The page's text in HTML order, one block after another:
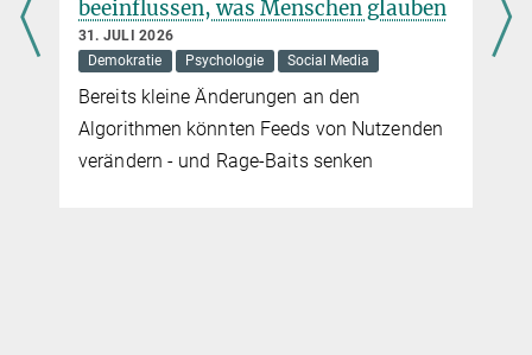
Aus der Klimageschichte lernen
24. MÄRZ 2021
Erkenntnisse, wie sich Gesellschaften in früheren Zeiten an
klimatische Veränderungen anpassten, können bei den aktuellen
Herausforderungen helfen
beeinflussen, was Menschen glauben
31. JULI 2026
Demokratie
Psychologie Social Media
Bereits kleine Änderungen an den
Algorithmen könnten Feeds von Nutzenden
verändern - und Rage-Baits senken